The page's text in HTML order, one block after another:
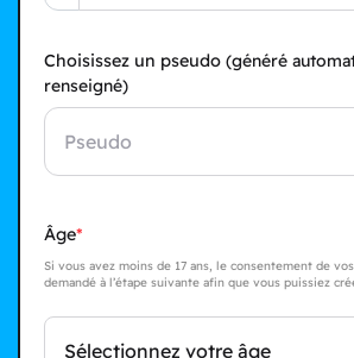
Choisissez un pseudo (généré
renseigné)
Âge
Si vous avez moins de 17 ans, le consentement de
demandé à l’étape suivante afin que vous puissiez
Sélectionnez votre âge